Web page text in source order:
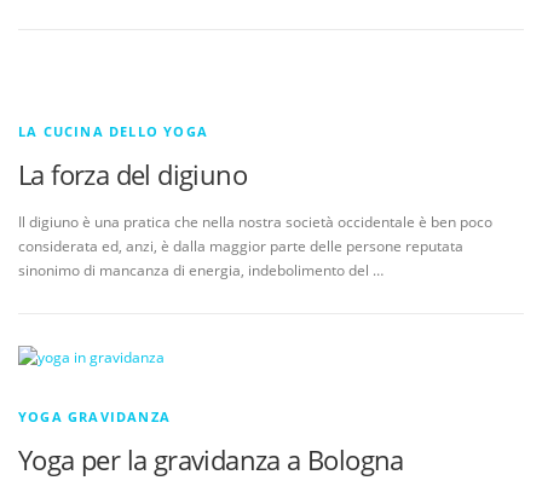
LA CUCINA DELLO YOGA
La forza del digiuno
Il digiuno è una pratica che nella nostra società occidentale è ben poco
considerata ed, anzi, è dalla maggior parte delle persone reputata
sinonimo di mancanza di energia, indebolimento del …
YOGA GRAVIDANZA
Yoga per la gravidanza a Bologna